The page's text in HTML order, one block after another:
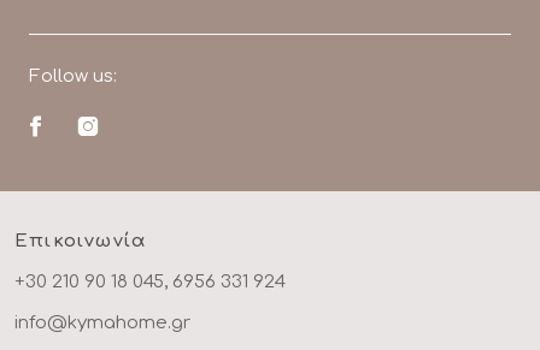
Follow us:
Επικοινωνία
+30 210 90 18 045, 6956 331 924
info@kymahome.gr